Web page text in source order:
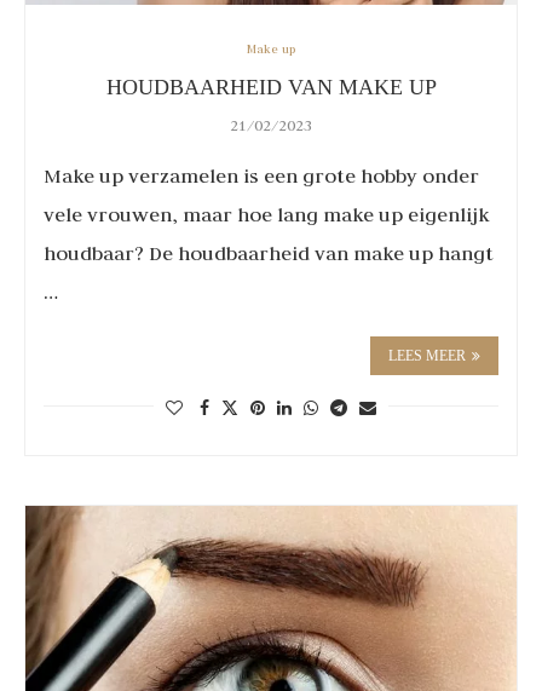
Make up
HOUDBAARHEID VAN MAKE UP
21/02/2023
Make up verzamelen is een grote hobby onder
vele vrouwen, maar hoe lang make up eigenlijk
houdbaar? De houdbaarheid van make up hangt
…
LEES MEER